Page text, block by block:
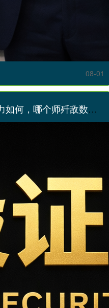
08-01
八路军成立后，三个师的实力如何，哪个师歼敌数量更多